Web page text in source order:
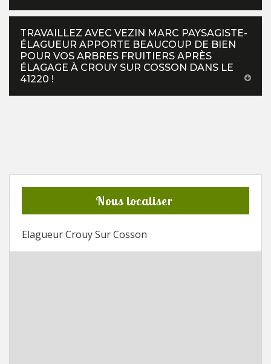
TRAVAILLEZ AVEC VEZIN MARC PAYSAGISTE-
ÉLAGUEUR APPORTE BEAUCOUP DE BIEN
POUR VOS ARBRES FRUITIERS APRÈS
ÉLAGAGE À CROUY SUR COSSON DANS LE
41220 !
Nous localiser
Elagueur Crouy Sur Cosson